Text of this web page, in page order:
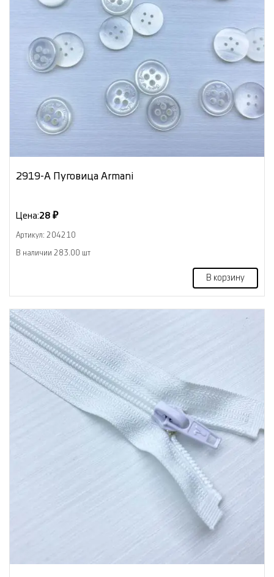
2919-А Пуговица Armani
Цена:28 ₽
Артикул: 204210
В наличии 283.00 шт
В корзину